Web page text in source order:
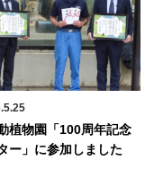
植物園「100周年記念
ー」に参加しました